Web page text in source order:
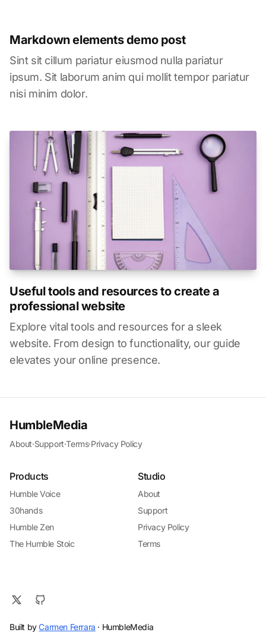
Markdown elements demo post
Sint sit cillum pariatur eiusmod nulla pariatur
ipsum. Sit laborum anim qui mollit tempor pariatur
nisi minim dolor.
Useful tools and resources to create a
professional website
Explore vital tools and resources for a sleek
website. From design to functionality, our guide
elevates your online presence.
HumbleMedia
About·Support·Terms·Privacy Policy
Products
Humble Voice
30hands
Humble Zen
The Humble Stoic
Studio
About
Support
Privacy Policy
Terms
Built byCarmen Ferrara · HumbleMedia